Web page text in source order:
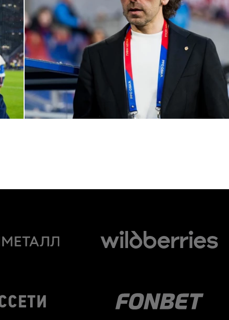
Комментарий генерального директора ПФК ЦСКА Романа
Бабаева
1 ИЮНЯ 2026 16:45